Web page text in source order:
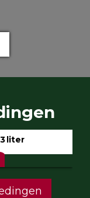
liter